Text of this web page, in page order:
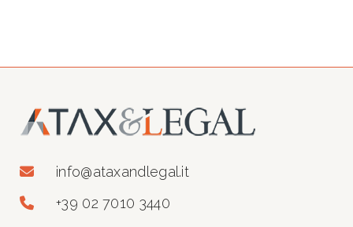
info@ataxandlegal.it
+39 02 7010 3440